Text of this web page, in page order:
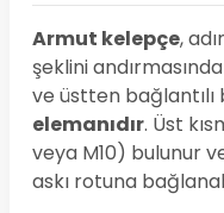
Armut kelepçe,
şeklini
ve üstten bağlantılı
elemanıdır. Üst
veya M10) bulunur
askı rotuna